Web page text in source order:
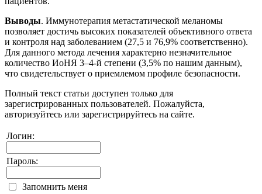
Выводы. Иммунотерапия метастатической меланомы
позволяет достичь высоких показателей объективного ответа
и контроля над заболеванием (27,5 и 76,9% соответственно).
Для данного метода лечения характерно незначительное
количество ИоНЯ 3–4-й степени (3,5% по нашим данным),
что свидетельствует о приемлемом профиле безопасности.
Полный текст статьи доступен только для
зарегистрированных пользователей. Пожалуйста,
авторизуйтесь или зарегистрируйтесь на сайте.
Логин:
Пароль:
Запомнить меня